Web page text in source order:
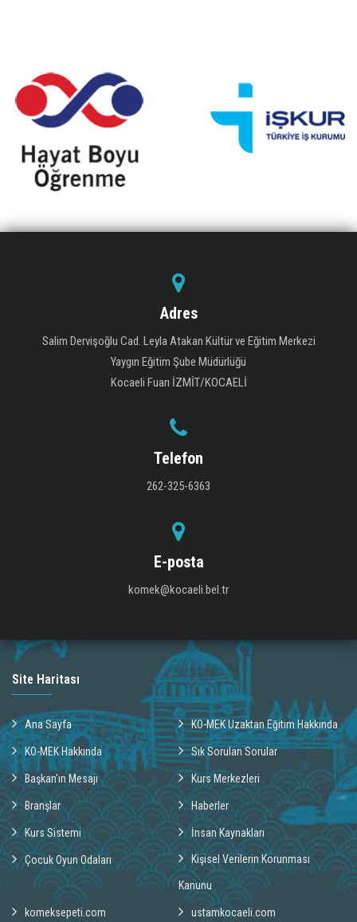
Adres
Salim Dervişoğlu Cad. Leyla Atakan Kültür ve Eğitim Merkezi
Yaygın Eğitim Şube Müdürlüğü
Kocaeli Fuarı İZMİT/KOCAELİ
Telefon
262-325-6363
E-posta
komek@kocaeli.bel.tr
Site Haritası
Ana Sayfa KO-MEK Uzaktan Eğitim Hakkında
KO-MEK Hakkında Sık Sorulan Sorular
Başkan'ın Mesajı Kurs Merkezleri
Branşlar Haberler
Kurs Sistemi İnsan Kaynakları
Çocuk Oyun Odaları Kişisel Verilerin Korunması
Kanunu
komeksepeti.com ustamkocaeli.com